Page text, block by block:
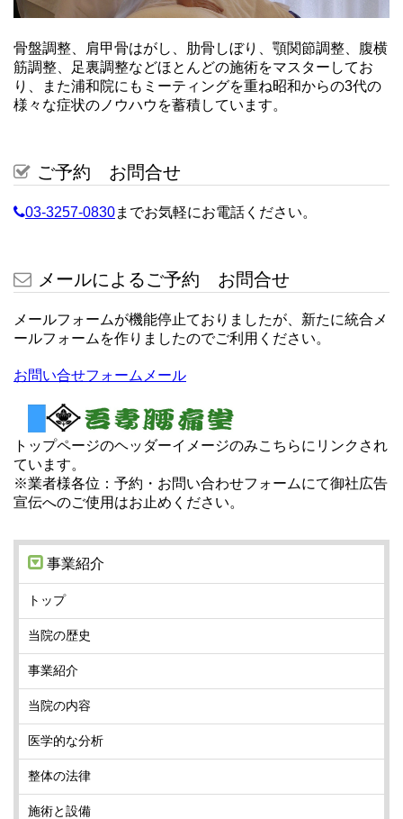
骨盤調整、肩甲骨はがし、肋骨しぼり、顎関節調整、腹横
筋調整、足裏調整などほとんどの施術をマスターしてお
り、また浦和院にもミーティングを重ね昭和からの3代の
様々な症状のノウハウを蓄積しています。
ご予約 お問合せ
03-3257-0830までお気軽にお電話ください。
メールによるご予約 お問合せ
メールフォームが機能停止ておりましたが、新たに統合メ
ールフォームを作りましたのでご利用ください。
お問い合せフォームメール
トップページのヘッダーイメージのみこちらにリンクされ
ています。
※業者様各位：予約・お問い合わせフォームにて御社広告
宣伝へのご使用はお止めください。
事業紹介
トップ
当院の歴史
事業紹介
当院の内容
医学的な分析
整体の法律
施術と設備